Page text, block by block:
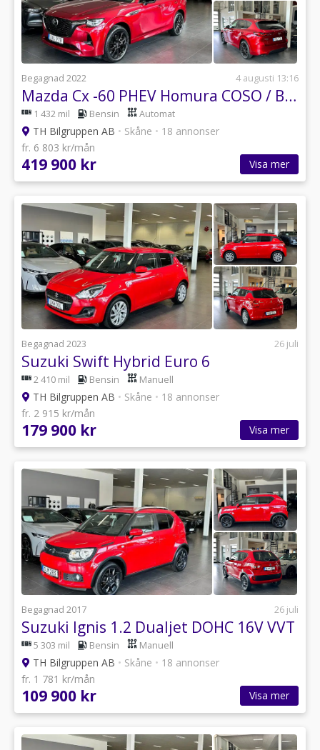
Begagnad 2022 4 augusti 13:16
Mazda Cx -60 PHEV Homura COSO / Bose / HuD / 360° / Läder / El-Stol
1 432 mil Bensin Automat
TH Bilgruppen AB • Skåne • 18 annonser
fr. 6 803 kr/mån
419 900 kr Visa mer
Begagnad 2023 26 juli
Suzuki Swift Hybrid Euro 6
2 410 mil Bensin Manuell
TH Bilgruppen AB • Skåne • 18 annonser
fr. 2 915 kr/mån
179 900 kr Visa mer
Begagnad 2017 26 juli
Suzuki Ignis 1.2 Dualjet DOHC 16V VVT
5 303 mil Bensin Manuell
TH Bilgruppen AB • Skåne • 18 annonser
fr. 1 781 kr/mån
109 900 kr Visa mer